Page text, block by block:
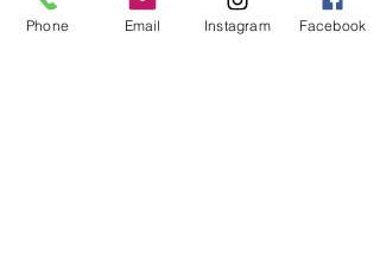
Phone Email Instagram Facebook